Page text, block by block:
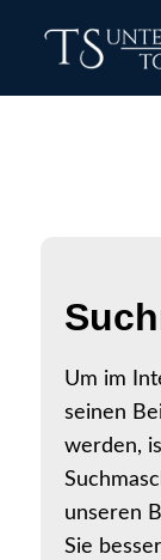
Um im
seinen
werden,
unseren
Sie